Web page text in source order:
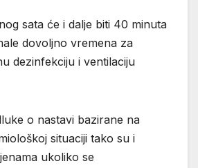
sata će i dalje biti 40 minuta
dovoljno vremena za
dezinfekciju i ventilaciju
o nastavi bazirane na
situaciji tako su i
ukoliko se